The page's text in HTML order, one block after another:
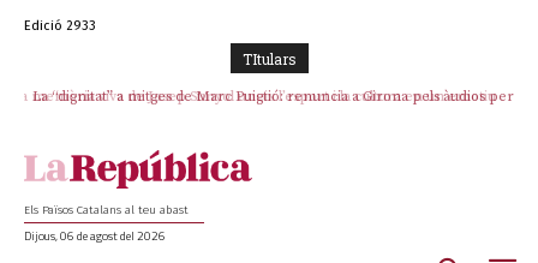
Edició 2933
TItulars
La “dignitat” a mitges de Marc Puigtió: renuncia a Girona pels àudios però
Els Països Catalans al teu abast
Dijous, 06 de agost del 2026